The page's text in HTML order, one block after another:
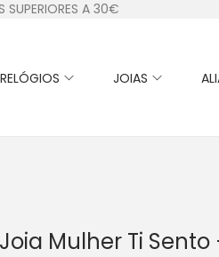
SUPERIORES A 30€
RELÓGIOS JOIAS
Mulher Ti Sento